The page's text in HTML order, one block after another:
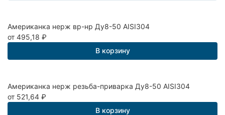
Американка нерж вр-нр Ду8-50 AISI304
от 495,18 ₽
В корзину
Американка нерж резьба-приварка Ду8-50 AISI304
от 521,64 ₽
В корзину